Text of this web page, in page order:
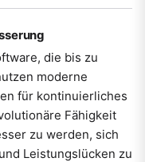
die bis zu
moderne
für kontinuierliches
Fähigkeit
zu werden, sich
Leistungslücken zu